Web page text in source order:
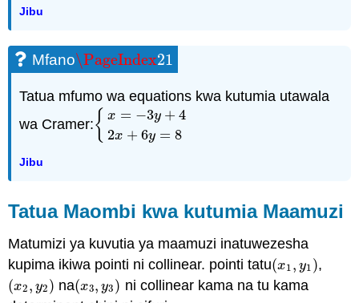
Jibu
Mfano\PageIndex21
\PageIndex21
Tatua mfumo wa equations kwa kutumia utawala
wa Cramer:{ x = −3y + 4
2x + 6y = 8
{x = 42 x 6
Jibu
Tatua Maombi kwa kutumia Maamuzi
Matumizi ya kuvutia ya maamuzi inatuwezesha
kupima ikiwa pointi ni collinear. pointi tatu(x1, y1 )
(x1 , y1 ),
(x2, y2 )
(x2, y2) na(x3, y3)
(x3, y3) ni collinear kama na tu kama